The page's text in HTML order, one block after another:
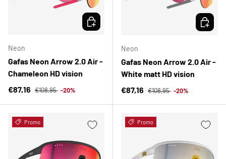
Neon
Gafas Neon Arrow 2.0 Air -
Chameleon HD vision
Precio de venta
€87,16 Precio normal
€108,95 -20%
ELEGIR OPCIONES
Neon
Gafas Neon Arrow 2.0 Air -
White matt HD vision
Precio de venta
€87,16 Precio normal
€108,95 -20%
ELEGIR
Promo Promo